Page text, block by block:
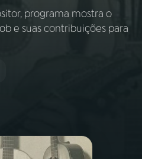
AO VIVO
programa mostra o
e suas contribuições para